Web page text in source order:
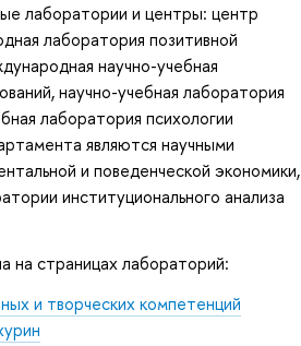
лаборатории и центры: центр
лаборатория позитивной
научно-учебная
научно-учебная лаборатория
лаборатория психологии
являются научными
и поведенческой экономики,
институционального анализа
на страницах лабораторий:
и творческих компетенций